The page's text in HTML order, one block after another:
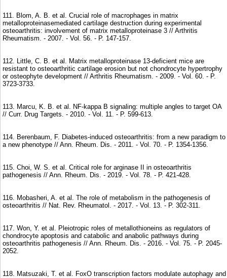
111. Blom, A. B. et al. Crucial role of macrophages in matrix
metalloproteinasemediated cartilage destruction during experimental
osteoarthritis: involvement of matrix metalloproteinase 3 // Arthritis
Rheumatism. - 2007. - Vol. 56. - P. 147-157.
112. Little, C. B. et al. Matrix metalloproteinase 13-deficient mice are
resistant to osteoarthritic cartilage erosion but not chondrocyte hypertrophy
or osteophyte development // Arthritis Rheumatism. - 2009. - Vol. 60. - P.
3723-3733.
113. Marcu, K. B. et al. NF-kappa B signaling: multiple angles to target OA
// Curr. Drug Targets. - 2010. - Vol. 11. - P. 599-613.
114. Berenbaum, F. Diabetes-induced osteoarthritis: from a new paradigm to
a new phenotype // Ann. Rheum. Dis. - 2011. - Vol. 70. - P. 1354-1356.
115. Choi, W. S. et al. Critical role for arginase II in osteoarthritis
pathogenesis // Ann. Rheum. Dis. - 2019. - Vol. 78. - P. 421-428.
116. Mobasheri, A. et al. The role of metabolism in the pathogenesis of
osteoarthritis // Nat. Rev. Rheumatol. - 2017. - Vol. 13. - P. 302-311.
117. Won, Y. et al. Pleiotropic roles of metallothioneins as regulators of
chondrocyte apoptosis and catabolic and anabolic pathways during
osteoarthritis pathogenesis // Ann. Rheum. Dis. - 2016. - Vol. 75. - P. 2045-
2052.
118. Matsuzaki, T. et al. FoxO transcription factors modulate autophagy and